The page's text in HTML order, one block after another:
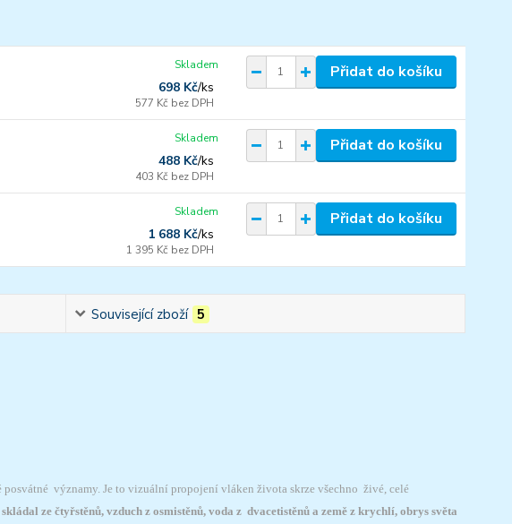
698 Kč/ks
577 Kč bez DPH
Skladem Přidat do košíku
488 Kč/ks
403 Kč bez DPH
Skladem Přidat do košíku
1 688 Kč/ks
1 395 Kč bez DPH
Skladem Přidat do košíku
Související zboží 5
významy. Je to vizuální propojení vláken života skrze všechno živé, celé
ze čtyřstěnů, vzduch z osmistěnů, voda z dvacetistěnů a země z krychlí, obrys světa